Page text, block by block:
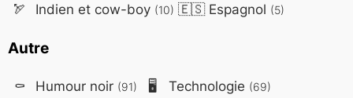
🏹 Indien et cow-boy (10) 🇪🇸Espagnol (5)
Autre
⚰️ Humour noir (91) 🖥️ Technologie (69)